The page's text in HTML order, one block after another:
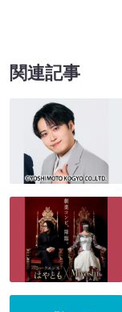
関連記事